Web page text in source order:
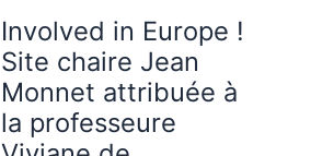
Involved in Europe !
Site chaire Jean
Monnet attribuée à
la professeure